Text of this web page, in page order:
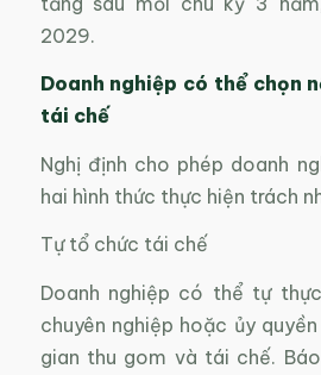
2029.
Doanh nghiệp có thể chọn
tái chế
Nghị định cho phép doanh
hai hình thức thực hiện trách
Tự tổ chức tái chế
Doanh nghiệp có thể tự
chuyên nghiệp hoặc ủy
gian thu gom và tái chế.